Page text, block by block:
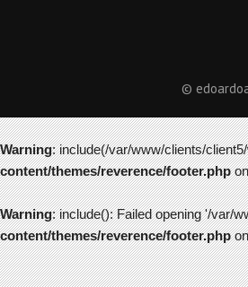
©
Warning: include(/var/www/clients/
content/themes/reverence/footer.php
Warning: include(): Failed opening '/var/
content/themes/reverence/footer.php